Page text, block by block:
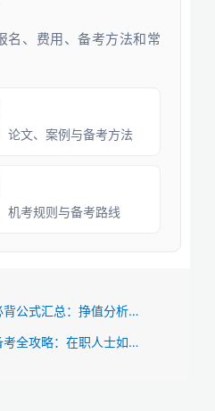
名、费用、备考方法和常
论文、案例与备考方法
机考规则与备考路线
软考高项计算题必背公式汇总：挣值分析与网络图不再难
软考高项零基础备考全攻略：在职人士如何三个月高效拿证？